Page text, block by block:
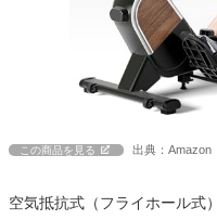
この商品を見る 出典：Amazon
空気抵抗式（フライホール式